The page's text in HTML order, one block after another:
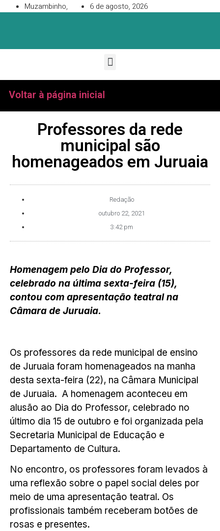
Muzambinho, 6 de agosto, 2026
Voltar à página inicial
Professores da rede
municipal são
homenageados em Juruaia
Redação
outubro 22, 2021
3:42 pm
Homenagem pelo Dia do Professor,
celebrado na última sexta-feira (15),
contou com apresentação teatral na
Câmara de Juruaia.
Os professores da rede municipal de ensino
de Juruaia foram homenageados na manha
desta sexta-feira (22), na Câmara Municipal
de Juruaia. A homenagem aconteceu em
alusão ao Dia do Professor, celebrado no
último dia 15 de outubro e foi organizada pela
Secretaria Municipal de Educação e
Departamento de Cultura.
No encontro, os professores foram levados à
uma reflexão sobre o papel social deles por
meio de uma apresentação teatral. Os
profissionais também receberam botões de
rosas e presentes.